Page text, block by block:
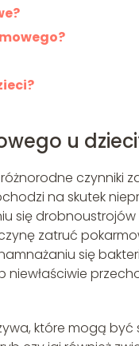
u
czynniki
na skutek
się drobnoustrojów
zatruć
się
które mogą być